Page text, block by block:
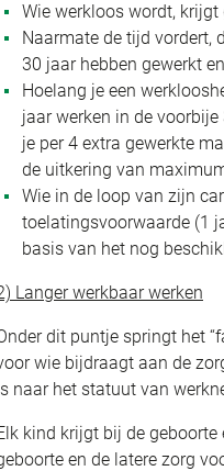
Wie werkloos wordt, krijgt
Naarmate de tijd vordert,
30 jaar hebben gewerkt
Hoelang je een
jaar werken in de
je per 4 extra gewerkte
de uitkering van
Wie in de loop van zijn
toelatingsvoorwaarde (1
basis van het nog
Langer werkbaar werken
dit puntje springt het
wie bijdraagt aan de
naar het statuut van
kind krijgt bij de
en de latere zorg